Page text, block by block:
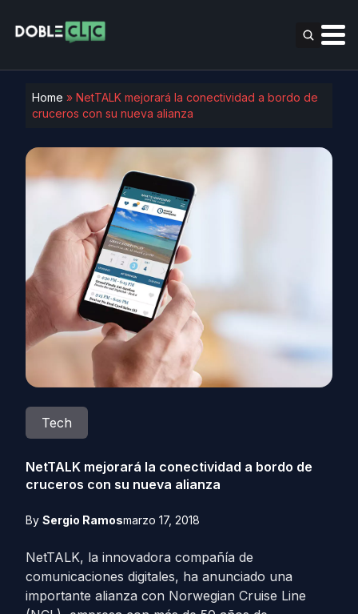
Home » NetTALK mejorará la conectividad a bordo de
cruceros con su nueva alianza
Tech
NetTALK mejorará la conectividad a bordo de
cruceros con su nueva alianza
By Sergio Ramosmarzo 17, 2018
NetTALK, la innovadora compañía de
comunicaciones digitales, ha anunciado una
importante alianza con Norwegian Cruise Line